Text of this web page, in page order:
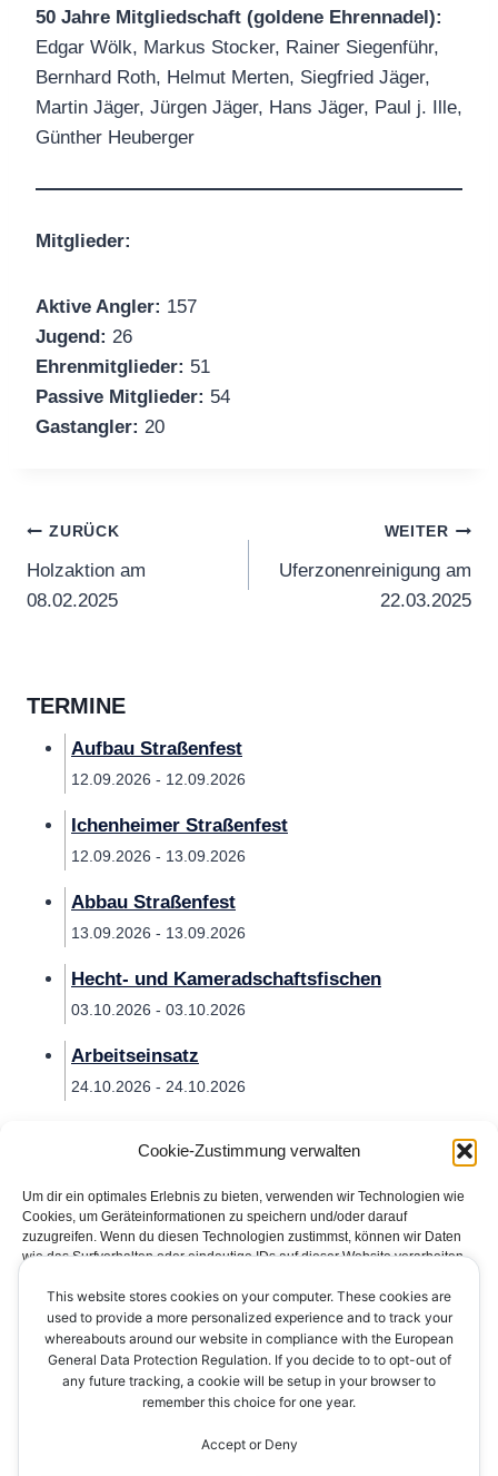
Cookie-Zustimmung verwalten
Um dir ein optimales Erlebnis zu bieten, verwenden wir Technologien wie
Cookies, um Geräteinformationen zu speichern und/oder darauf
zuzugreifen. Wenn du diesen Technologien zustimmst, können wir Daten
wie das Surfverhalten oder eindeutige IDs auf dieser Website verarbeiten.
bestimmte Merkmale und Funktionen beeinträchtigt werden.
Akzeptieren
Ablehnen
50 Jahre Mitgliedschaft (goldene Ehrennadel):
Edgar Wölk, Markus Stocker, Rainer Siegenführ,
Bernhard Roth, Helmut Merten, Siegfried Jäger,
Martin Jäger, Jürgen Jäger, Hans Jäger, Paul j. Ille,
Günther Heuberger
Mitglieder:
Aktive Angler: 157
Jugend: 26
Ehrenmitglieder: 51
Passive Mitglieder: 54
Gastangler: 20
Beitragsnavigation
ZURÜCK
Holzaktion am
08.02.2025
WEITER
Uferzonenreinigung am
22.03.2025
TERMINE
Aufbau Straßenfest
12.09.2026 - 12.09.2026
Ichenheimer Straßenfest
12.09.2026 - 13.09.2026
Abbau Straßenfest
13.09.2026 - 13.09.2026
Hecht- und Kameradschaftsfischen
03.10.2026 - 03.10.2026
Arbeitseinsatz
24.10.2026 - 24.10.2026
Impressum Datenschutzerklärung
Kontakt
Cookie-Richtlinie (EU)
This website stores cookies on your computer. These cookies are
used to provide a more personalized experience and to track your
whereabouts around our website in compliance with the European
General Data Protection Regulation. If you decide to to opt-out of
any future tracking, a cookie will be setup in your browser to
remember this choice for one year.
Accept or Deny